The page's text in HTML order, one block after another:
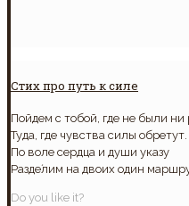
Стих про путь к силе
Пойдем с тобой, где не были ни
Туда, где чувства силы обретут.
По воле сердца и души указу
Разде́лим на двоих один
Do you like it?